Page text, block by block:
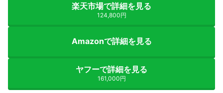
が、周りの電動自転車に乗っている人を
見ると、日焼けしたりサドルが経年劣化
楽天市場で詳細を見る
124,800円
Amazonで詳細を見る
ヤフーで詳細を見る
161,000円